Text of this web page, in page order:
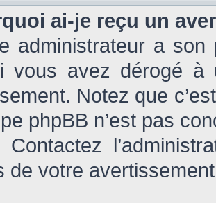
ai-je reçu un
administrateur a
vous avez dérogé à
Notez que
phpBB n’est pas
Contactez
de votre